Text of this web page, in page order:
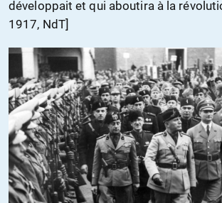
développait et qui aboutira à la
1917, NdT]